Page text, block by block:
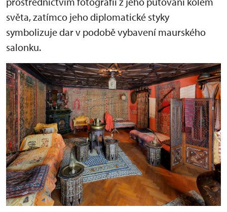
světa, zatímco jeho diplomatické styky
symbolizuje dar v podobě vybavení maurského
salonku.